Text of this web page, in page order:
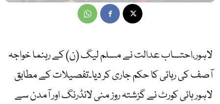
لاہور،احتساب عدالت نے مسلم لیگ (ن) کے رہنما خواجہ
آصف کی رہائی کا حکم جاری کر دیا۔تفصیلات کے مطابق
لاہور ہائی کورٹ نے گزشتہ روز منی لانڈرنگ اور آمدن سے